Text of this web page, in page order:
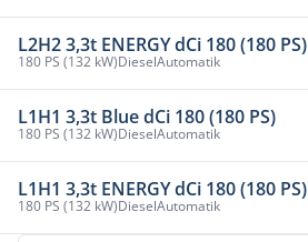
L2H2 3,3t ENERGY dCi 180 (180 PS)
180 PS (132 kW)DieselAutomatik
L1H1 3,3t Blue dCi 180 (180 PS)
180 PS (132 kW)DieselAutomatik
L1H1 3,3t ENERGY dCi 180 (180 PS)
180 PS (132 kW)DieselAutomatik